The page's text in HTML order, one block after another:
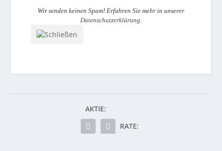
Wir senden keinen Spam! Erfahren Sie mehr in unserer
Datenschutzerklärung
AKTIE:
RATE: